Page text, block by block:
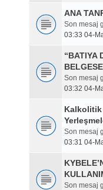
ANA
Son mesaj
03:33 04-
“BATIYA
Son mesaj
03:32 04-
Kalkolitik
Son mesaj
03:31 04-
Son mesaj